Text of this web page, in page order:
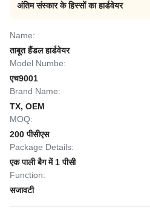
अंतिम संस्कार के हिस्सों का हार्डवेयर
Name:
ताबूत हैंडल हार्डवेयर
Model Numbe:
एच9001
Brand Name:
TX, OEM
MOQ:
200 पीसीएस
Package Details:
एक पाली बैग में 1 पीसी
Function:
सजावटी